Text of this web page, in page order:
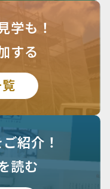
学も！
する
ご紹介！
読む